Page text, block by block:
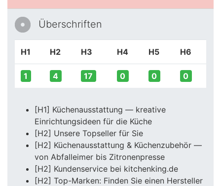
Überschriften
H1 H2 H3 H4 H5 H6
1 4 17 0 0 0
[H1] Küchenausstattung — kreative
Einrichtungsideen für die Küche
[H2] Unsere Topseller für Sie
[H2] Küchenausstattung & Küchenzubehör —
von Abfalleimer bis Zitronenpresse
[H2] Kundenservice bei kitchenking.de
[H2] Top-Marken: Finden Sie einen Hersteller